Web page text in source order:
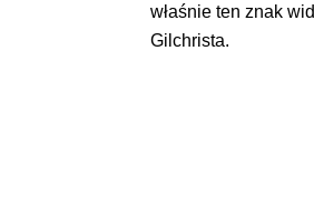
właśnie ten znak
Gilchrista.